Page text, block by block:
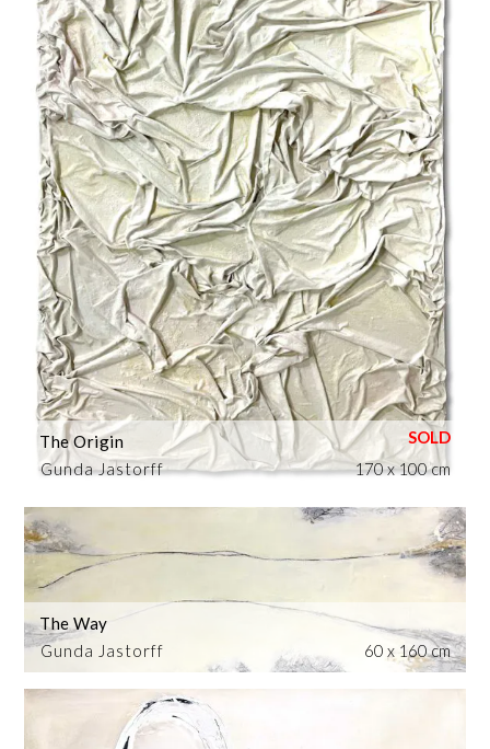
Gunda Jastorff
The Origin
170 x 100 cm
Gunda Jastorff
The Way
60 x 160 cm